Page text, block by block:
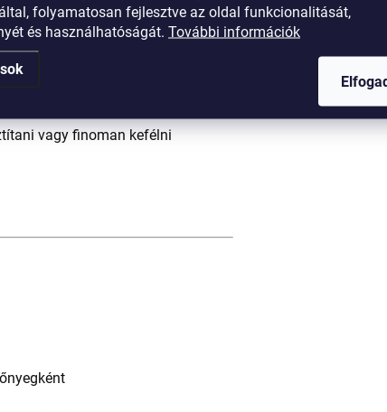
folyamatosan fejlesztve az oldal funkcionalitását,
és használhatóságát. További információk
vagy finoman kefélni